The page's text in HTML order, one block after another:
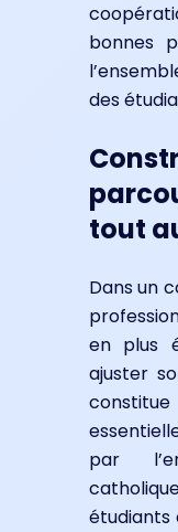
bonnes
des
tout
Dans un
en plus
ajuster
par
étudiants